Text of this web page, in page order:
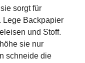
sorgt für
Lege Backpapier
und Stoff.
sie nur
schneide die